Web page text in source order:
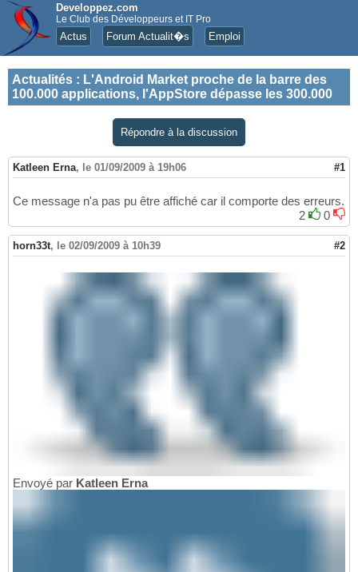
Developpez.com
Le Club des Développeurs et IT Pro
Actus Forum Actualit�s Emploi
Actualités : L'Android Market proche de la barre des
100.000 applications, l'AppStore dépasse les 300.000
Répondre à la discussion
Katleen Erna, le 01/09/2009 à 19h06 #1
Ce message n'a pas pu être affiché car il comporte des erreurs.
2
0
horn33t, le 02/09/2009 à 10h39 #2
Envoyé par Katleen Erna